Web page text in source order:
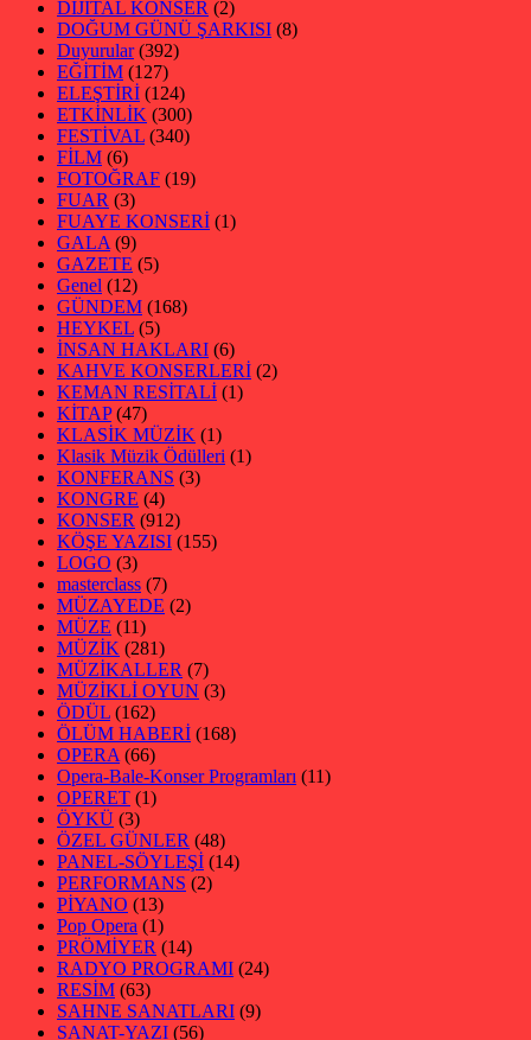
DİJİTAL KONSER (2)
DOĞUM GÜNÜ ŞARKISI (8)
Duyurular(392)
EĞİTİM (127)
ELEŞTİRİ (124)
ETKİNLİK (300)
FESTİVAL (340)
FİLM (6)
FOTOĞRAF (19)
FUAR (3)
FUAYE KONSERİ (1)
GALA (9)
GAZETE (5)
Genel (12)
GÜNDEM (168)
HEYKEL (5)
İNSAN HAKLARI (6)
KAHVE KONSERLERİ (2)
KEMAN RESİTALİ (1)
KİTAP(47)
KLASİK MÜZİK (1)
Klasik Müzik Ödülleri (1)
KONFERANS (3)
KONGRE (4)
KONSER (912)
KÖŞE YAZISI (155)
LOGO (3)
masterclass (7)
MÜZAYEDE (2)
MÜZE (11)
MÜZİK (281)
MÜZİKALLER (7)
MÜZİKLİ OYUN (3)
ÖDÜL (162)
ÖLÜM HABERİ (168)
OPERA (66)
Opera-Bale-Konser Programları (11)
OPERET (1)
ÖYKÜ (3)
ÖZEL GÜNLER (48)
PANEL-SÖYLEŞİ (14)
PERFORMANS (2)
PİYANO (13)
Pop Opera (1)
PRÖMİYER (14)
RADYO PROGRAMI (24)
RESİM (63)
SAHNE SANATLARI (9)
SANAT-YAZI (56)